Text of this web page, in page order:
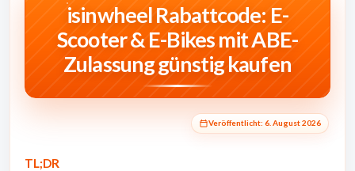
isinwheel Rabattcode: E-
Scooter & E-Bikes mit ABE-
Zulassung günstig kaufen
Veröffentlicht: 6. August 2026
TL;DR